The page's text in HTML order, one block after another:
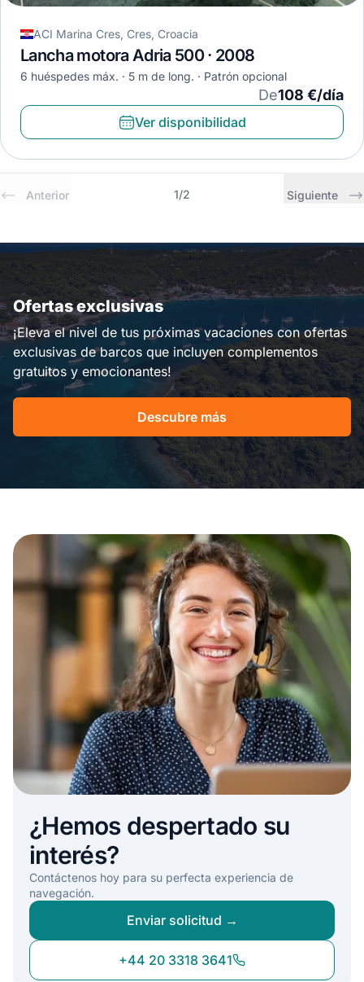
ACI Marina Cres, Cres, Croacia
Lancha motora Adria 500 · 2008
6 huéspedes máx. 5 m de long. Patrón opcional
De108 €/día
Ver disponibilidad
Anterior 1/2 Siguiente
Ofertas exclusivas
¡Eleva el nivel de tus próximas vacaciones con ofertas
exclusivas de barcos que incluyen complementos
gratuitos y emocionantes!
Descubre más
¿Hemos despertado su
interés?
Contáctenos hoy para su perfecta experiencia de
navegación.
Enviar solicitud →
+44 20 3318 3641